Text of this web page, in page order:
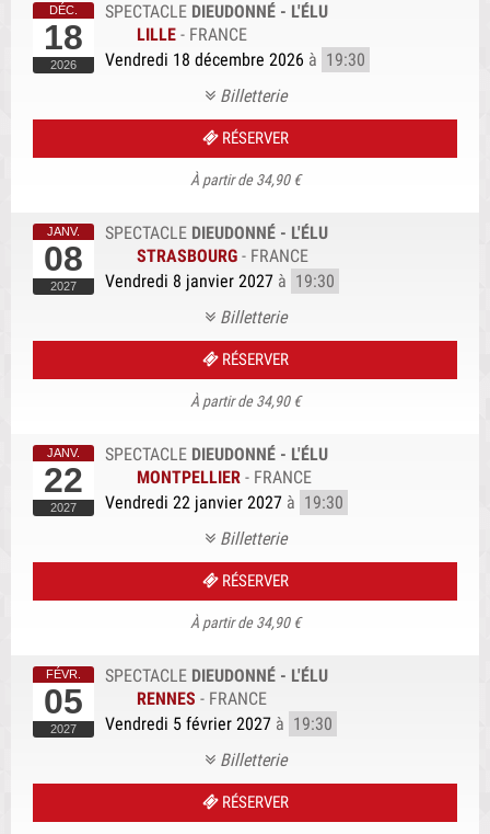
18
SPECTACLE DIEUDONNÉ - L'ÉLU
LILLE - FRANCE
Vendredi 18 décembre 2026 à 19:30
Billetterie
RÉSERVER
À partir de 34,90 €
08
SPECTACLE DIEUDONNÉ - L'ÉLU
STRASBOURG - FRANCE
Vendredi 8 janvier 2027 à 19:30
Billetterie
RÉSERVER
À partir de 34,90 €
22
SPECTACLE DIEUDONNÉ - L'ÉLU
MONTPELLIER - FRANCE
Vendredi 22 janvier 2027 à 19:30
Billetterie
RÉSERVER
À partir de 34,90 €
05
SPECTACLE DIEUDONNÉ - L'ÉLU
RENNES - FRANCE
Vendredi 5 février 2027 à 19:30
Billetterie
RÉSERVER